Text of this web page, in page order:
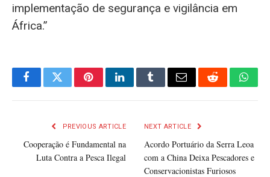
implementação de segurança e vigilância em
África.”
FacebookTwitterPinterestLinkedInTumblrEmail Reddit
PREVIOUS ARTICLE
Cooperação é Fundamental na
Luta Contra a Pesca Ilegal
NEXT ARTICLE
Acordo Portuário da Serra Leoa
com a China Deixa Pescadores e
Conservacionistas Furiosos